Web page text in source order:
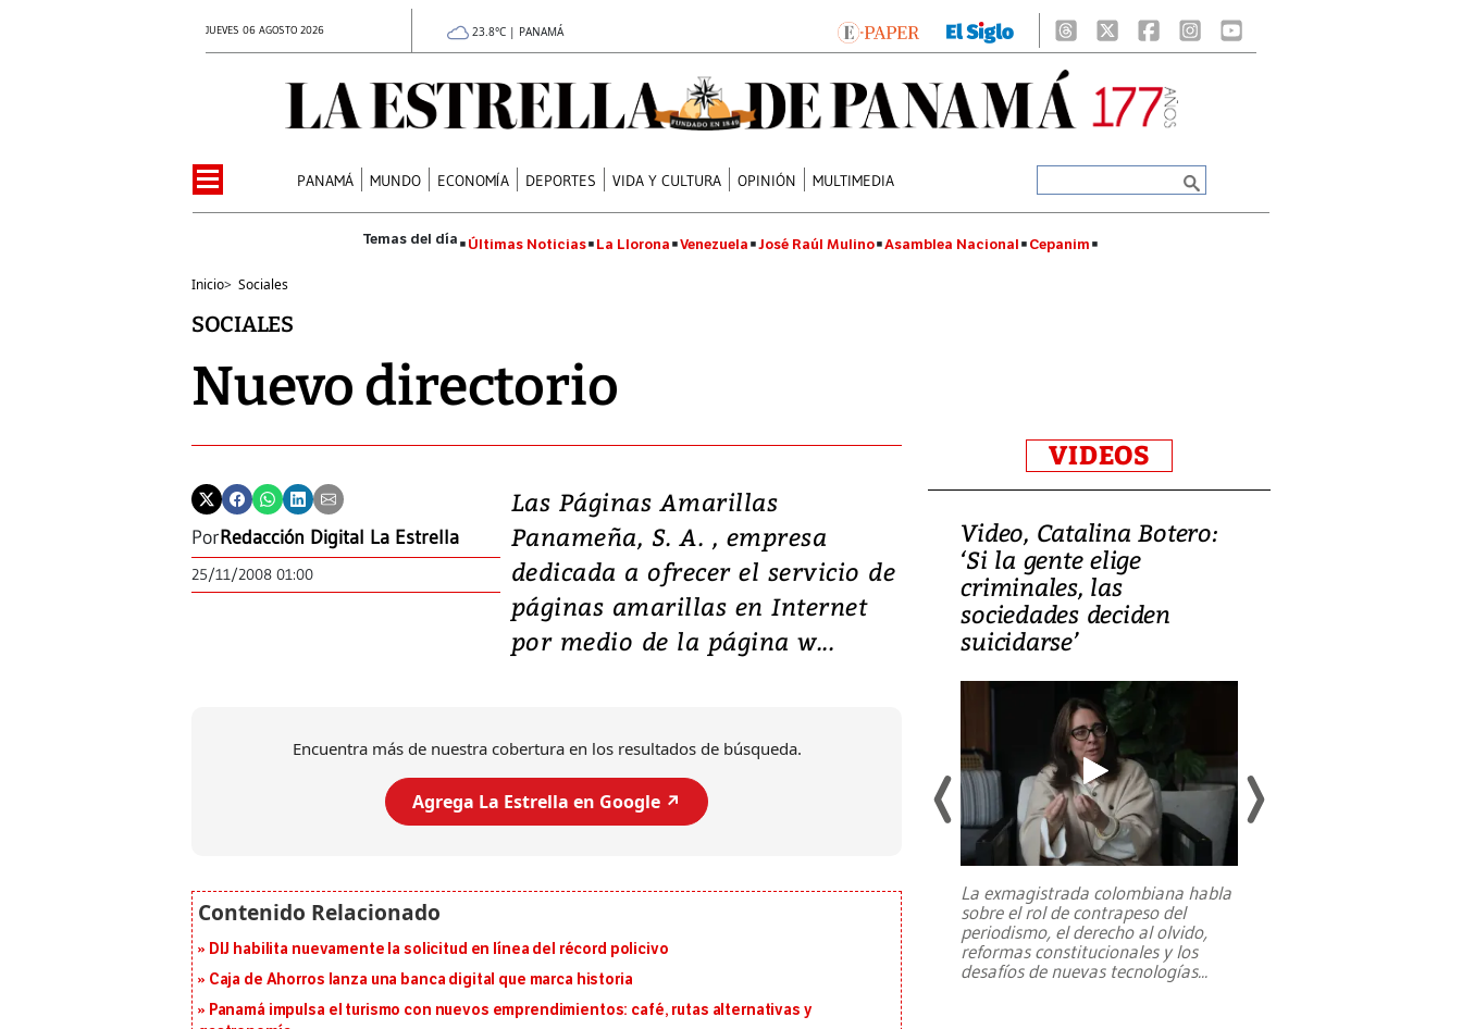
JUEVES 06 AGOSTO 2026 23.8°C | PANAMÁ
PANAMÁ MUNDO ECONOMÍA DEPORTES VIDA Y CULTURA OPINIÓN MULTIMEDIA
Últimas Noticias La Llorona Venezuela José Raúl Mulino Asamblea Nacional Cepanim
Inicio> Sociales
SOCIALES
Nuevo directorio
PorRedacción Digital La Estrella
25/11/2008 01:00
Las Páginas Amarillas
Panameña, S. A. , empresa
dedicada a ofrecer el servicio de
páginas amarillas en Internet
por medio de la página w...
Encuentra más de nuestra cobertura en los resultados de búsqueda.
Agrega La Estrella en Google ↗️
DIJ habilita nuevamente la solicitud en línea del récord policivo
Caja de Ahorros lanza una banca digital que marca historia
Panamá impulsa el turismo con nuevos emprendimientos: café, rutas alternativas y
VIDEOS
Video, Japón: Terremoto
deja heridos y graves
daños en Kumamoto
al sur de Japón, provocando una
Video, Catalina Botero:
‘Si la gente elige
criminales, las
sociedades deciden
suicidarse’
La exmagistrada colombiana habla
sobre el rol de contrapeso del
periodismo, el derecho al olvido,
reformas constitucionales y los
desafíos de nuevas tecnologías...